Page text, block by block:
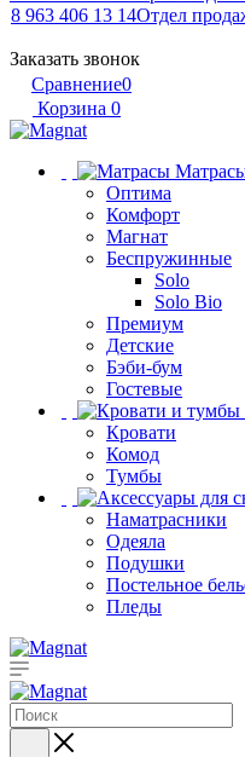
8 963 406 13 14Отдел
Заказать звонок
Сравнение0
Корзина 0
Оптима
Комфорт
Магнат
Беспружинные
Solo
Solo Bio
Премиум
Детские
Бэби-бум
Гостевые
Кровати
Комод
Тумбы
Наматрасники
Одеяла
Подушки
Постельное
Пледы